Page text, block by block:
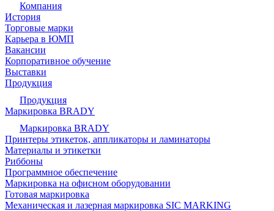
Компания
История
Торговые марки
Карьера в ЮМП
Вакансии
Корпоративное обучение
Выставки
Продукция
Продукция
Маркировка BRADY
Маркировка BRADY
Принтеры этикеток, аппликаторы и ламинаторы
Материалы и этикетки
Риббоны
Программное обеспечение
Маркировка на офисном оборудовании
Готовая маркировка
Механическая и лазерная маркировка SIC MARKING